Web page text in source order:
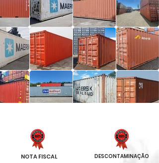
NOTA FISCAL DESCONTAMINAÇÃO